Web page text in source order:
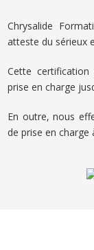
Chrysalide
atteste du sérieux
Cette
prise en charge
En outre, nous
de prise en charge